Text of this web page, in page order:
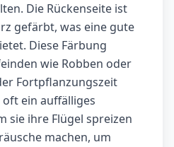
Die Rückenseite ist
gefärbt, was eine gute
Diese Färbung
wie Robben oder
Fortpflanzungszeit
ein auffälliges
sie ihre Flügel spreizen
machen, um